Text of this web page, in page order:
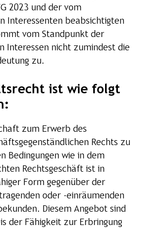
2023 und der vom
Interessenten beabsichtigten
vom Standpunkt der
Interessen nicht zumindest die
zu.
ist wie folgt
zum Erwerb des
Rechts zu
Bedingungen wie in dem
Rechtsgeschäft ist in
Form gegenüber der
oder -einräumenden
Diesem Angebot sind
der Fähigkeit zur Erbringung